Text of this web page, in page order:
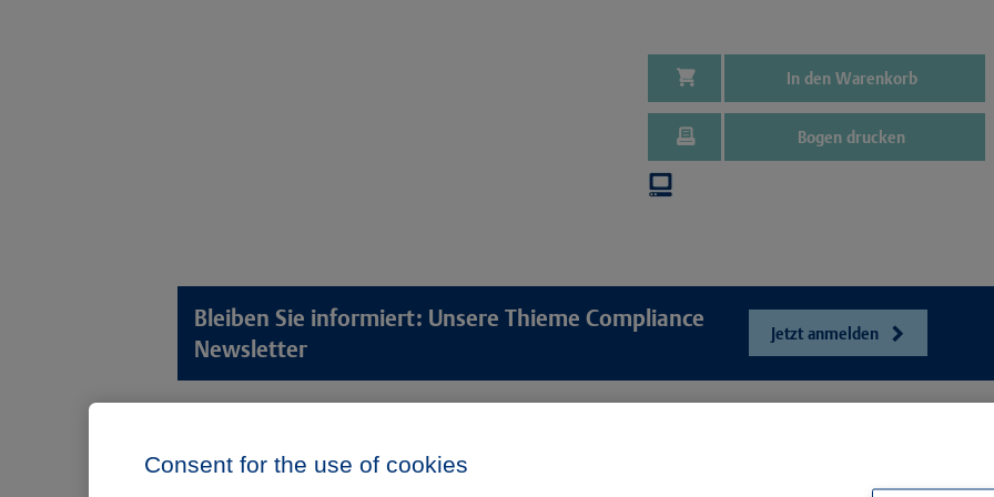
In den Warenkorb
Bogen drucken
Bleiben Sie informiert: Unsere Thieme Compliance
Newsletter
Jetzt anmelden
Anamnese von Patient*innen Digitale Lösungen
Consent for the use of cookies